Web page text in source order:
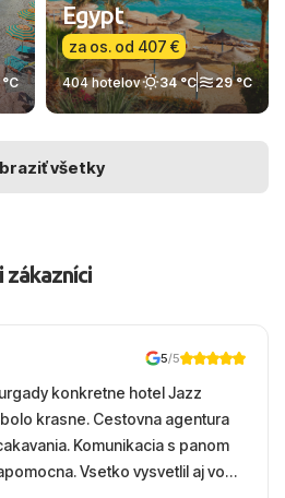
Egypt
za os. od 407 €
404 hotelov 34 °C 29 °C
všetky
zákazníci
5/5
konkretne hotel Jazz
krasne. Cestovna agentura
Komunikacia s panom
Vsetko vysvetlil aj vo